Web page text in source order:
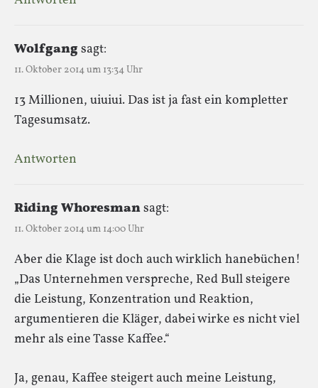
Wolfgangsagt:
11. Oktober 2014 um 13:34 Uhr
13 Millionen, uiuiui. Das ist ja fast ein kompletter
Tagesumsatz.
Antworten
Riding Whoresmansagt:
11. Oktober 2014 um 14:00 Uhr
Aber die Klage ist doch auch wirklich hanebüchen!
„Das Unternehmen verspreche, Red Bull steigere
die Leistung, Konzentration und Reaktion,
argumentieren die Kläger, dabei wirke es nicht viel
mehr als eine Tasse Kaffee.“
Ja, genau, Kaffee steigert auch meine Leistung,